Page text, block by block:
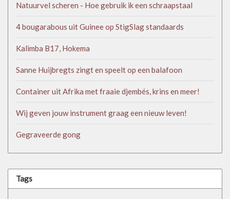
Natuurvel scheren - Hoe gebruik ik een schraapstaal
4 bougarabous uit Guinee op StigSlag standaards
Kalimba B17, Hokema
Sanne Huijbregts zingt en speelt op een balafoon
Container uit Afrika met fraaie djembés, krins en meer!
Wij geven jouw instrument graag een nieuw leven!
Gegraveerde gong
Tags